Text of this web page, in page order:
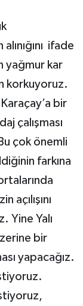
ifade
yağmur kar
korkuyoruz.
bir
çalışması
çok önemli
farkına
Yine Yalı
bir
yapacağız.